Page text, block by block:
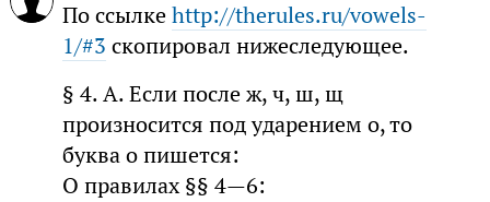
По ссылкеhttp://therules.ru/vowels-
1/#3 скопировал нижеследующее.
§ 4. А. Если после ж, ч, ш, щ
произносится под ударением о, то
буква о пишется:
О правилах §§ 4—6: